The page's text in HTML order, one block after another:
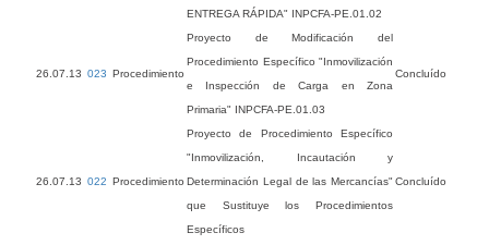
ENTREGA RÁPIDA" INPCFA-PE.01.02
26.07.13 023 Procedimiento
Proyecto de Modificación del
Procedimiento Específico "Inmovilización
e Inspección de Carga en Zona
Primaria" INPCFA-PE.01.03
Concluído
26.07.13 022 Procedimiento
Proyecto de Procedimiento Específico
"Inmovilización, Incautación y
Determinación Legal de las Mercancías"
que Sustituye los Procedimientos
Específicos
Concluído